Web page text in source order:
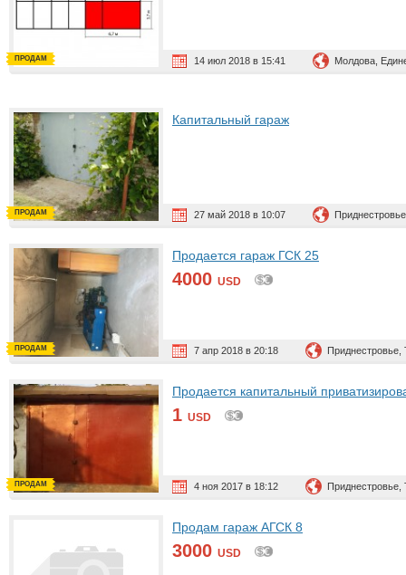
14 июл 2018 в 15:41 Молдова,
ПРОДАМ
Капитальный гараж
27 май 2018 в 10:07
ПРОДАМ
Продается гараж ГСК 25
4000 USD
7 апр 2018 в 20:18 Приднестровье,
ПРОДАМ
Продается капитальный
1 USD
4 ноя 2017 в 18:12 Приднестровье,
ПРОДАМ
Продам гараж АГСК 8
3000 USD